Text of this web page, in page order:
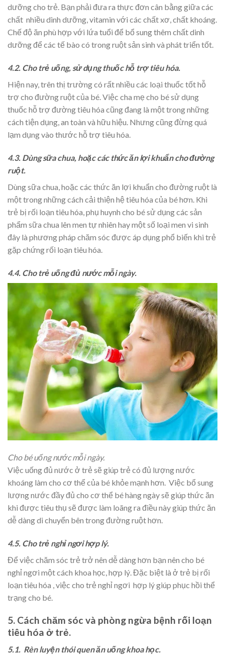
dưỡng cho trẻ. Bạn phải đưa ra thực đơn cân bằng giữa các
chất nhiều dinh dưỡng, vitamin với các chất xơ, chất khoáng.
Chế độ ăn phù hợp với lứa tuổi để bổ sung thêm chất dinh
dưỡng để các tế bào có trong ruột sản sinh và phát triển tốt.
4.2. Cho trẻ uống, sử dụng thuốc hỗ trợ tiêu hóa.
Hiện nay, trên thị trường có rất nhiều các loại thuốc tốt hỗ
trợ cho đường ruột của bé. Việc cha mẹ cho bé sử dụng
thuốc hỗ trợ đường tiêu hóa cũng đang là một trong những
cách tiện dụng, an toàn và hữu hiệu. Nhưng cũng đừng quá
lạm dụng vào thước hỗ trợ tiêu hóa.
4.3. Dùng sữa chua, hoặc các thức ăn lợi khuẩn cho đường
ruột.
Dùng sữa chua, hoặc các thức ăn lợi khuẩn cho đường ruột là
một trong những cách cải thiện hệ tiêu hóa của bé hơn. Khi
trẻ bị rối loạn tiêu hóa, phụ huynh cho bé sử dụng các sản
phẩm sữa chua lên men tự nhiên hay một số loại men vi sinh
đây là phương pháp chăm sóc được áp dụng phổ biến khi trẻ
gặp chứng rối loạn tiêu hóa.
4.4. Cho trẻ uống đủ nước mỗi ngày.
Cho bé uống nước mỗi ngày.
Việc uống đủ nước ở trẻ sẽ giúp trẻ có đủ lượng nước
khoáng làm cho cơ thể của bé khỏe mạnh hơn. Việc bổ sung
lượng nước đầy đủ cho cơ thể bé hàng ngày sẽ giúp thức ăn
khi được tiêu thụ sẽ được làm loãng ra điều này giúp thức ăn
dễ dàng di chuyển bên trong đường ruột hơn.
4.5. Cho trẻ nghỉ ngơi hợp lý.
Để việc chăm sóc trẻ trở nên dễ dàng hơn bạn nên cho bé
nghỉ ngơi một cách khoa học, hợp lý. Đặc biệt là ở trẻ bị rối
loạn tiêu hóa , việc cho trẻ nghỉ ngơi hợp lý giúp phục hồi thể
trạng cho bé.
5. Cách chăm sóc và phòng ngừa bệnh rối loạn
tiêu hóa ở trẻ.
5.1. Rèn luyện thói quen ăn uống khoa học.